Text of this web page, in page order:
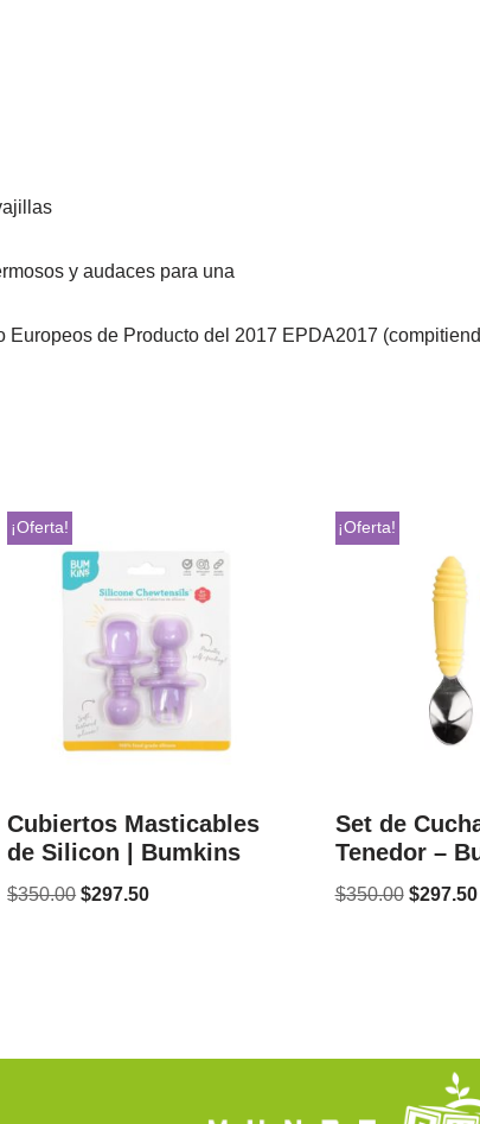
y audaces para una
de Producto del 2017 EPDA2017
¡Oferta!
Cubiertos Masticables
de Silicon | Bumkins
$350.00 $297.50
¡Oferta!
Set de
Tenedor –
$350.00 $297.50